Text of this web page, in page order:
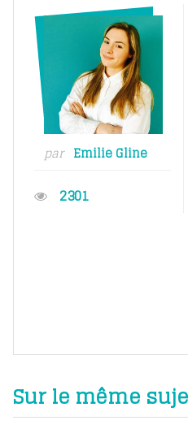
par Emilie Gline
2301
Sur le même